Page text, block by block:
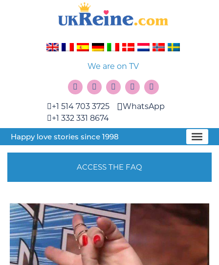
We are on TV
+1 514 703 3725
+1 332 331 8674
WhatsApp
Happy love stories since 1998
ACCESS THE FAQ